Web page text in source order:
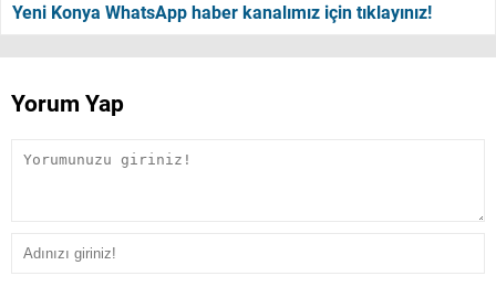
Yeni Konya WhatsApp haber kanalımız için tıklayınız!
Yorum Yap